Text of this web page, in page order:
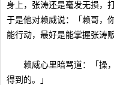
身上，张涛还是毫发无损，
于是他对赖威说：「赖哥，
能行动，最好是能掌握张涛
赖威心里暗骂道：「操，
得到的。」